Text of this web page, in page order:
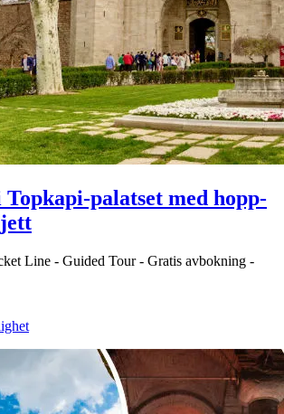
palatset med hopp-
Line - Guided Tour - Gratis avbokning -